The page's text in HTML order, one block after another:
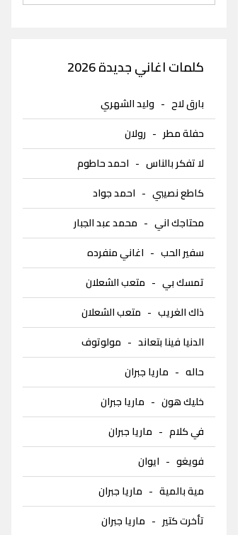
كلمات اغاني جديدة 2026
بارق لاح- وليد الشهري
حفلة مطر - رولان
لا تفكر بالناس- احمد حاطوم
كاطع نصيبي- احمد جواد
محتاجك اني- محمد عبد الجبار
سفير الحب- اغاني منفرده
تمسك بي- متعب الشعلان
ذاك الغريب- متعب الشعلان
الدنيا فينا بتعاند- مولوتوف
حاله- ماريا جبران
خليك هون- ماريا جبران
في كلام- ماريا جبران
فويغو- ايوان
مية بالمية- ماريا جبران
تأخرت كتير - ماريا جبران